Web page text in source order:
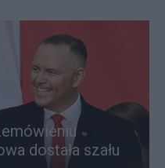
dostała szału